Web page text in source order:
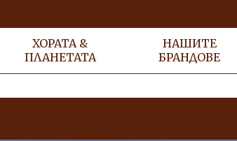
ХОРАТА &
ПЛАНЕТАТА
НАШИТЕ
БРАНДОВЕ